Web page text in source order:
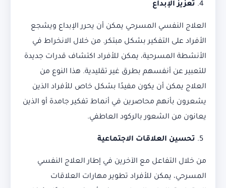
تعزيز الإبداع
العلاج النفسي المسرحي يمكن أن يحرر الإبداع ويشجع
الأفراد على التفكير بشكل مبتكر. من خلال الانخراط في
الأنشطة المسرحية، يمكن للأفراد اكتشاف قدرات جديدة
للتعبير عن أنفسهم بطرق غير تقليدية. هذا النوع من
العلاج يمكن أن يكون مفيدًا بشكل خاص للأفراد الذين
يشعرون بأنهم محاصرين في أنماط تفكير جامدة أو الذين
يعانون من الشعور بالركود العاطفي.
تحسين العلاقات الاجتماعية
من خلال التفاعل مع الآخرين في إطار العلاج النفسي
المسرحي، يمكن للأفراد تطوير مهارات العلاقات